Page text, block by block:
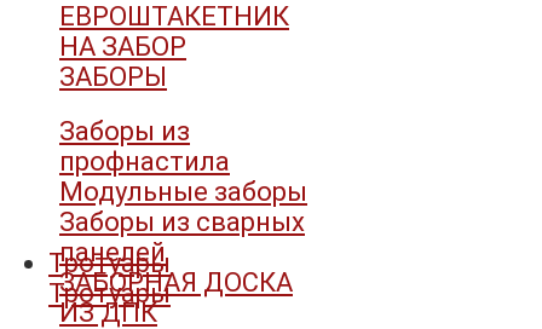
ЕВРОШТАКЕТНИК
НА ЗАБОР
ЗАБОРЫ
Заборы из
профнастила
Модульные заборы
Заборы из сварных
панелей
ЗАБОРНАЯ ДОСКА
ИЗ ДПК
Тротуары
Тротуары